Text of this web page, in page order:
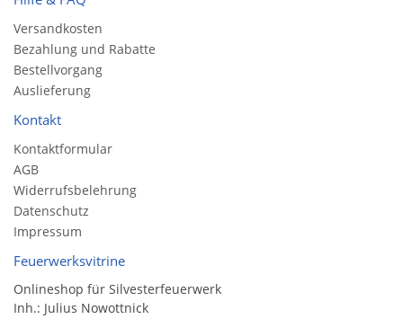
Versandkosten
Bezahlung und Rabatte
Bestellvorgang
Auslieferung
Kontakt
Kontaktformular
AGB
Widerrufsbelehrung
Datenschutz
Impressum
Feuerwerksvitrine
Onlineshop für Silvesterfeuerwerk
Inh.: Julius Nowottnick